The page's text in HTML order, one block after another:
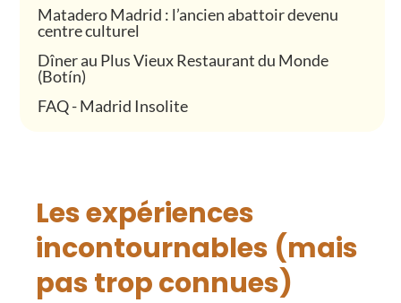
Matadero Madrid : l’ancien abattoir devenu
centre culturel
Dîner au Plus Vieux Restaurant du Monde
(Botín)
FAQ - Madrid Insolite
Les expériences
incontournables (mais
pas trop connues)